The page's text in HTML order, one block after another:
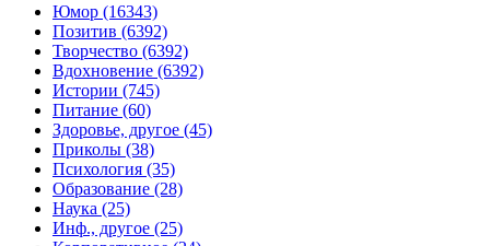
Юмор (16343)
Позитив (6392)
Творчество (6392)
Вдохновение (6392)
Истории (745)
Питание (60)
Здоровье, другое (45)
Приколы (38)
Психология (35)
Образование (28)
Наука (25)
Инф., другое (25)